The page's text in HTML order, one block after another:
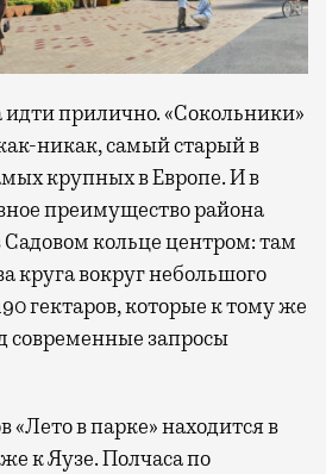
идти прилично. «Сокольники»
никак, самый старый в
крупных в Европе. И в
преимущество района
кольце центром: там
круга вокруг небольшого
гектаров, которые к тому же
современные запросы
«Лето в парке» находится в
к Яузе. Полчаса по